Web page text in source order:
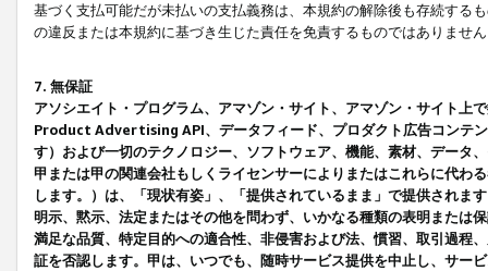
基づく支払可能だが未払いの支払義務は、本規約の解除後も存続する
の違反または本規約に基づき生じた責任を免責するものではありませ
7. 無保証
アソシエイト・プログラム、アマゾン・サイト、アマゾン・サイト上
Product Advertising API、データフィード、プロダクト広告コンテ
す）および一切のテクノロジー、ソフトウェア、機能、素材、データ
甲または甲の関連会社もしくライセンサーによりまたはこれらに代わ
します。）は、「現状有姿」、「提供されているまま」で提供されま
明示、黙示、法定またはその他を問わず、いかなる種類の表明または
満足な品質、特定目的への適合性、非侵害および法、慣習、取引過程
証を否認します。甲は、いつでも、随時サービス提供を中止し、サー